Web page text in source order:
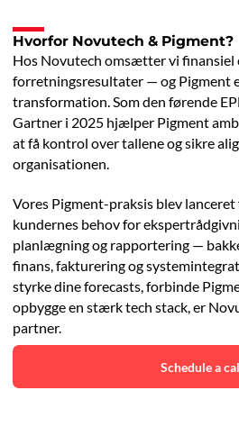
Hvorfor Novutech & Pigment?
Hos Novutech omsætter vi finansiel
forretningsresultater — og Pigment
transformation. Som den førende
Gartner i 2025 hjælper Pigment
at få kontrol over tallene og sikre
organisationen.
Vores Pigment-praksis blev
kundernes behov for
planlægning og rapportering —
finans, fakturering og
styrke dine forecasts, forbinde
opbygge en stærk tech stack, er
partner.
Schedule a